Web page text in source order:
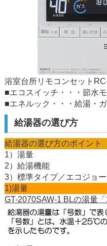
浴室台所リモコンセット
■エコスイッチ・・・節水
■エネルック・・・給湯・
給湯器の選び方
給湯器の選び方のポイント
1）湯量
2）給湯機能
3）標準タイプ／エコジョ
1)湯量
GT-2070SAW-1 BLの湯量